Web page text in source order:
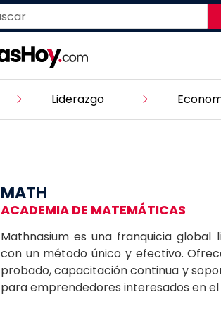
Liderazgo
MATH
ACADEMIA DE MATEMÁTICAS
Mathnasium es una franquicia
con un método único y efectivo.
probado, capacitación continua y
para emprendedores interesados en